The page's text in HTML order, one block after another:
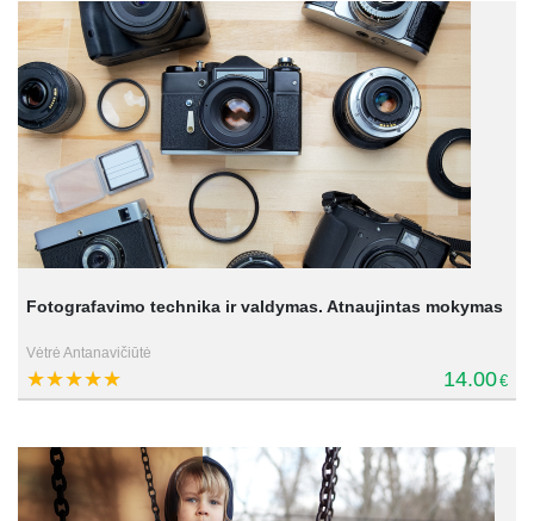
Fotografavimo technika ir valdymas. Atnaujintas mokymas
Vėtrė Antanavičiūtė
14.00€